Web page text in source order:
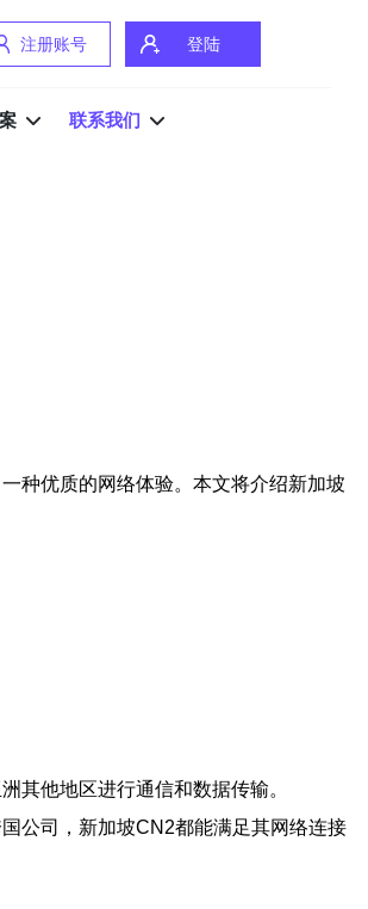
注册账号 登陆
联系我们
种优质的网络体验。本文将介绍新加坡
其他地区进行通信和数据传输。
公司，新加坡CN2都能满足其网络连接